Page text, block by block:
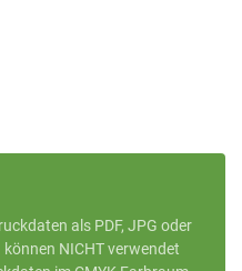
als PDF, JPG oder
NICHT verwendet